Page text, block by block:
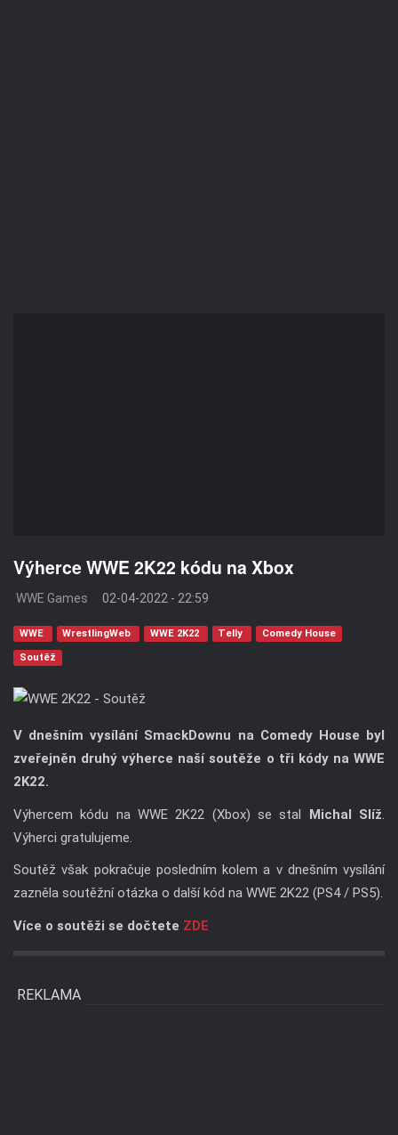
Výherce WWE 2K22 kódu na Xbox
WWE Games 02-04-2022 - 22:59
WWE WrestlingWeb WWE 2K22 Telly Comedy House
Soutěž
V dnešním vysílání SmackDownu na Comedy House byl
zveřejněn druhý výherce naší soutěže o tři kódy na WWE
2K22.
Výhercem kódu na WWE 2K22 (Xbox) se stal Michal Slíž
Výherci gratulujeme.
Soutěž však pokračuje posledním kolem a v dnešním vysílání
zazněla soutěžní otázka o další kód na WWE 2K22 (PS4 / PS5).
Více o soutěži se dočtete ZDE
REKLAMA